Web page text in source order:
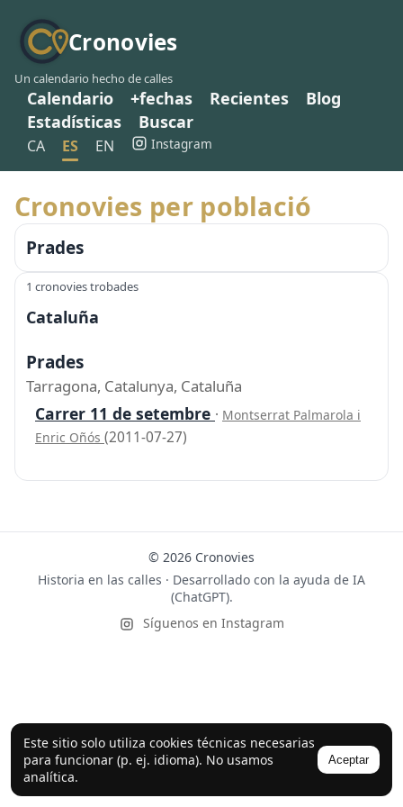
Cronovies
Un calendario hecho de calles
Calendario +fechas Recientes
Blog
Estadísticas
Buscar
CA ES EN Instagram
Este sitio solo utiliza cookies técnicas necesarias
para funcionar (p. ej. idioma). No usamos
analítica.
Aceptar
Cronovies per població
Prades
1 cronovies trobades
Cataluña
Prades
Tarragona, Catalunya, Cataluña
Carrer 11 de setembre · Montserrat Palmarola i
Enric Oñós (2011-07-27)
© 2026 Cronovies
Historia en las calles · Desarrollado con la ayuda de IA
(ChatGPT).
Síguenos en Instagram